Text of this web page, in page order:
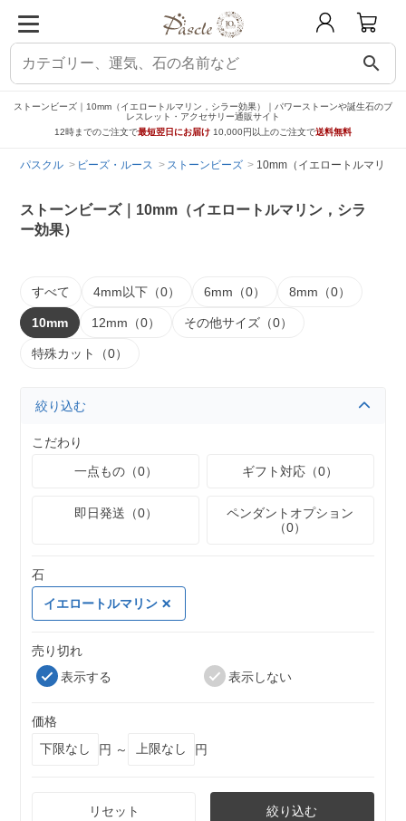
search
ストーンビーズ｜10mm（イエロートルマリン，シラー効果）｜パワーストーンや誕生石のブ
レスレット・アクセサリー通販サイト
12時までのご注文で最短翌日にお届け 10,000円以上のご注文で送料無料
パスクル ビーズ・ルース ストーンビーズ 10mm（イエロートルマリン
ストーンビーズ｜10mm（イエロートルマリン，シラ
ー効果）
すべて 4mm以下（0） 6mm（0） 8mm（0）
10mm 12mm（0） その他サイズ（0）
特殊カット（0）
絞り込む
こだわり
一点もの（0）
ギフト対応（0）
即日発送（0）
ペンダントオプション
（0）
石
イエロートルマリン
売り切れ
表示する
表示しない
価格
円 ～
円
リセット 絞り込む